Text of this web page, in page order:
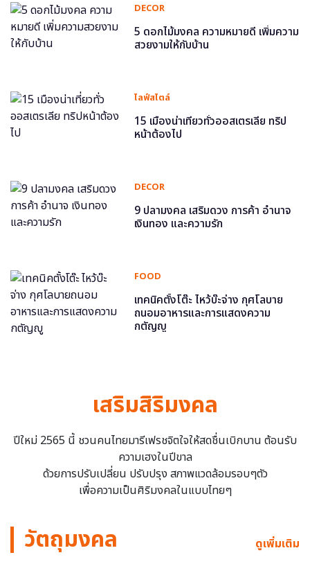
DECOR
5 ดอกไม้มงคล ความหมายดี เพิ่มความ
สวยงามให้กับบ้าน
ไลฟ์สไตล์
15 เมืองน่าเที่ยวทั่วออสเตรเลีย ทริป
หน้าต้องไป
DECOR
9 ปลามงคล เสริมดวง การค้า อำนาจ
เงินทอง และความรัก
FOOD
เทคนิคตั้งโต๊ะ ไหว้บ๊ะจ่าง กุศโลบาย
ถนอมอาหารและการแสดงความ
กตัญญู
เสริมสิริมงคล
ปีใหม่ 2565 นี้ ชวนคนไทยมารีเฟรชจิตใจให้สดชื่นเบิกบาน ต้อนรับ
ความเฮงในปีขาล
ด้วยการปรับเปลี่ยน ปรับปรุง สภาพแวดล้อมรอบๆตัว
เพื่อความเป็นศิริมงคลในแบบไทยๆ
วัตถุมงคล ดูเพิ่มเติม